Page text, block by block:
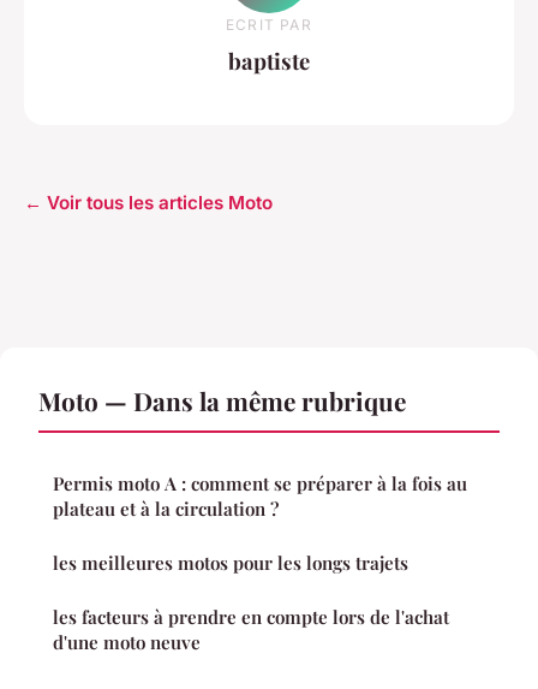
ECRIT PAR
baptiste
← Voir tous les articles Moto
Moto — Dans la même rubrique
Permis moto A : comment se préparer à la fois au
plateau et à la circulation ?
les meilleures motos pour les longs trajets
les facteurs à prendre en compte lors de l'achat
d'une moto neuve